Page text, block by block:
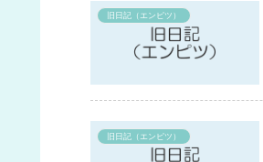
旧日記（エンピツ）
旧日記（エンピツ）